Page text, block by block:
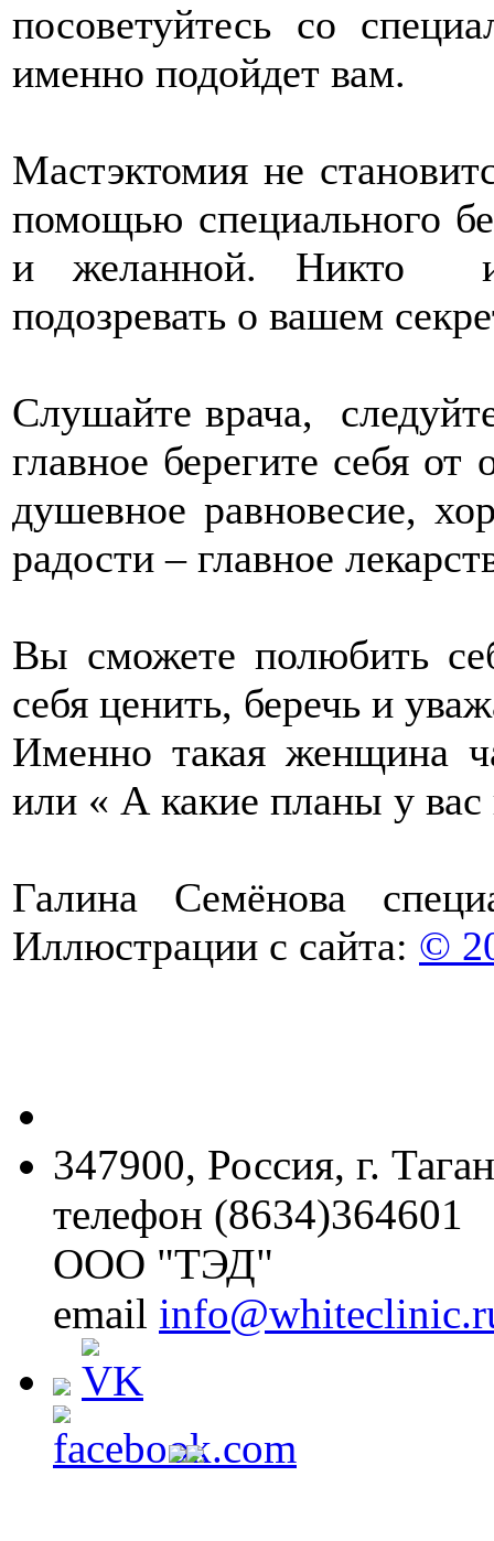
посоветуйтесь со
именно подойдет вам.
Мастэктомия не
помощью специального
и желанной. Никто
подозревать о вашем
Слушайте врача,
главное берегите себя
душевное равновесие,
радости – главное
Вы сможете полюбить
себя ценить, беречь и
Именно такая женщина
или « А какие планы у
Галина Семёнова
Иллюстрации с сайта: ©
347900, Россия, г.
телефон (8634)364601
ООО "ТЭД"
email